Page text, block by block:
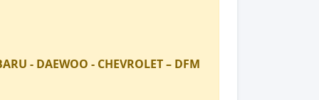
- DAEWOO - CHEVROLET – DFM